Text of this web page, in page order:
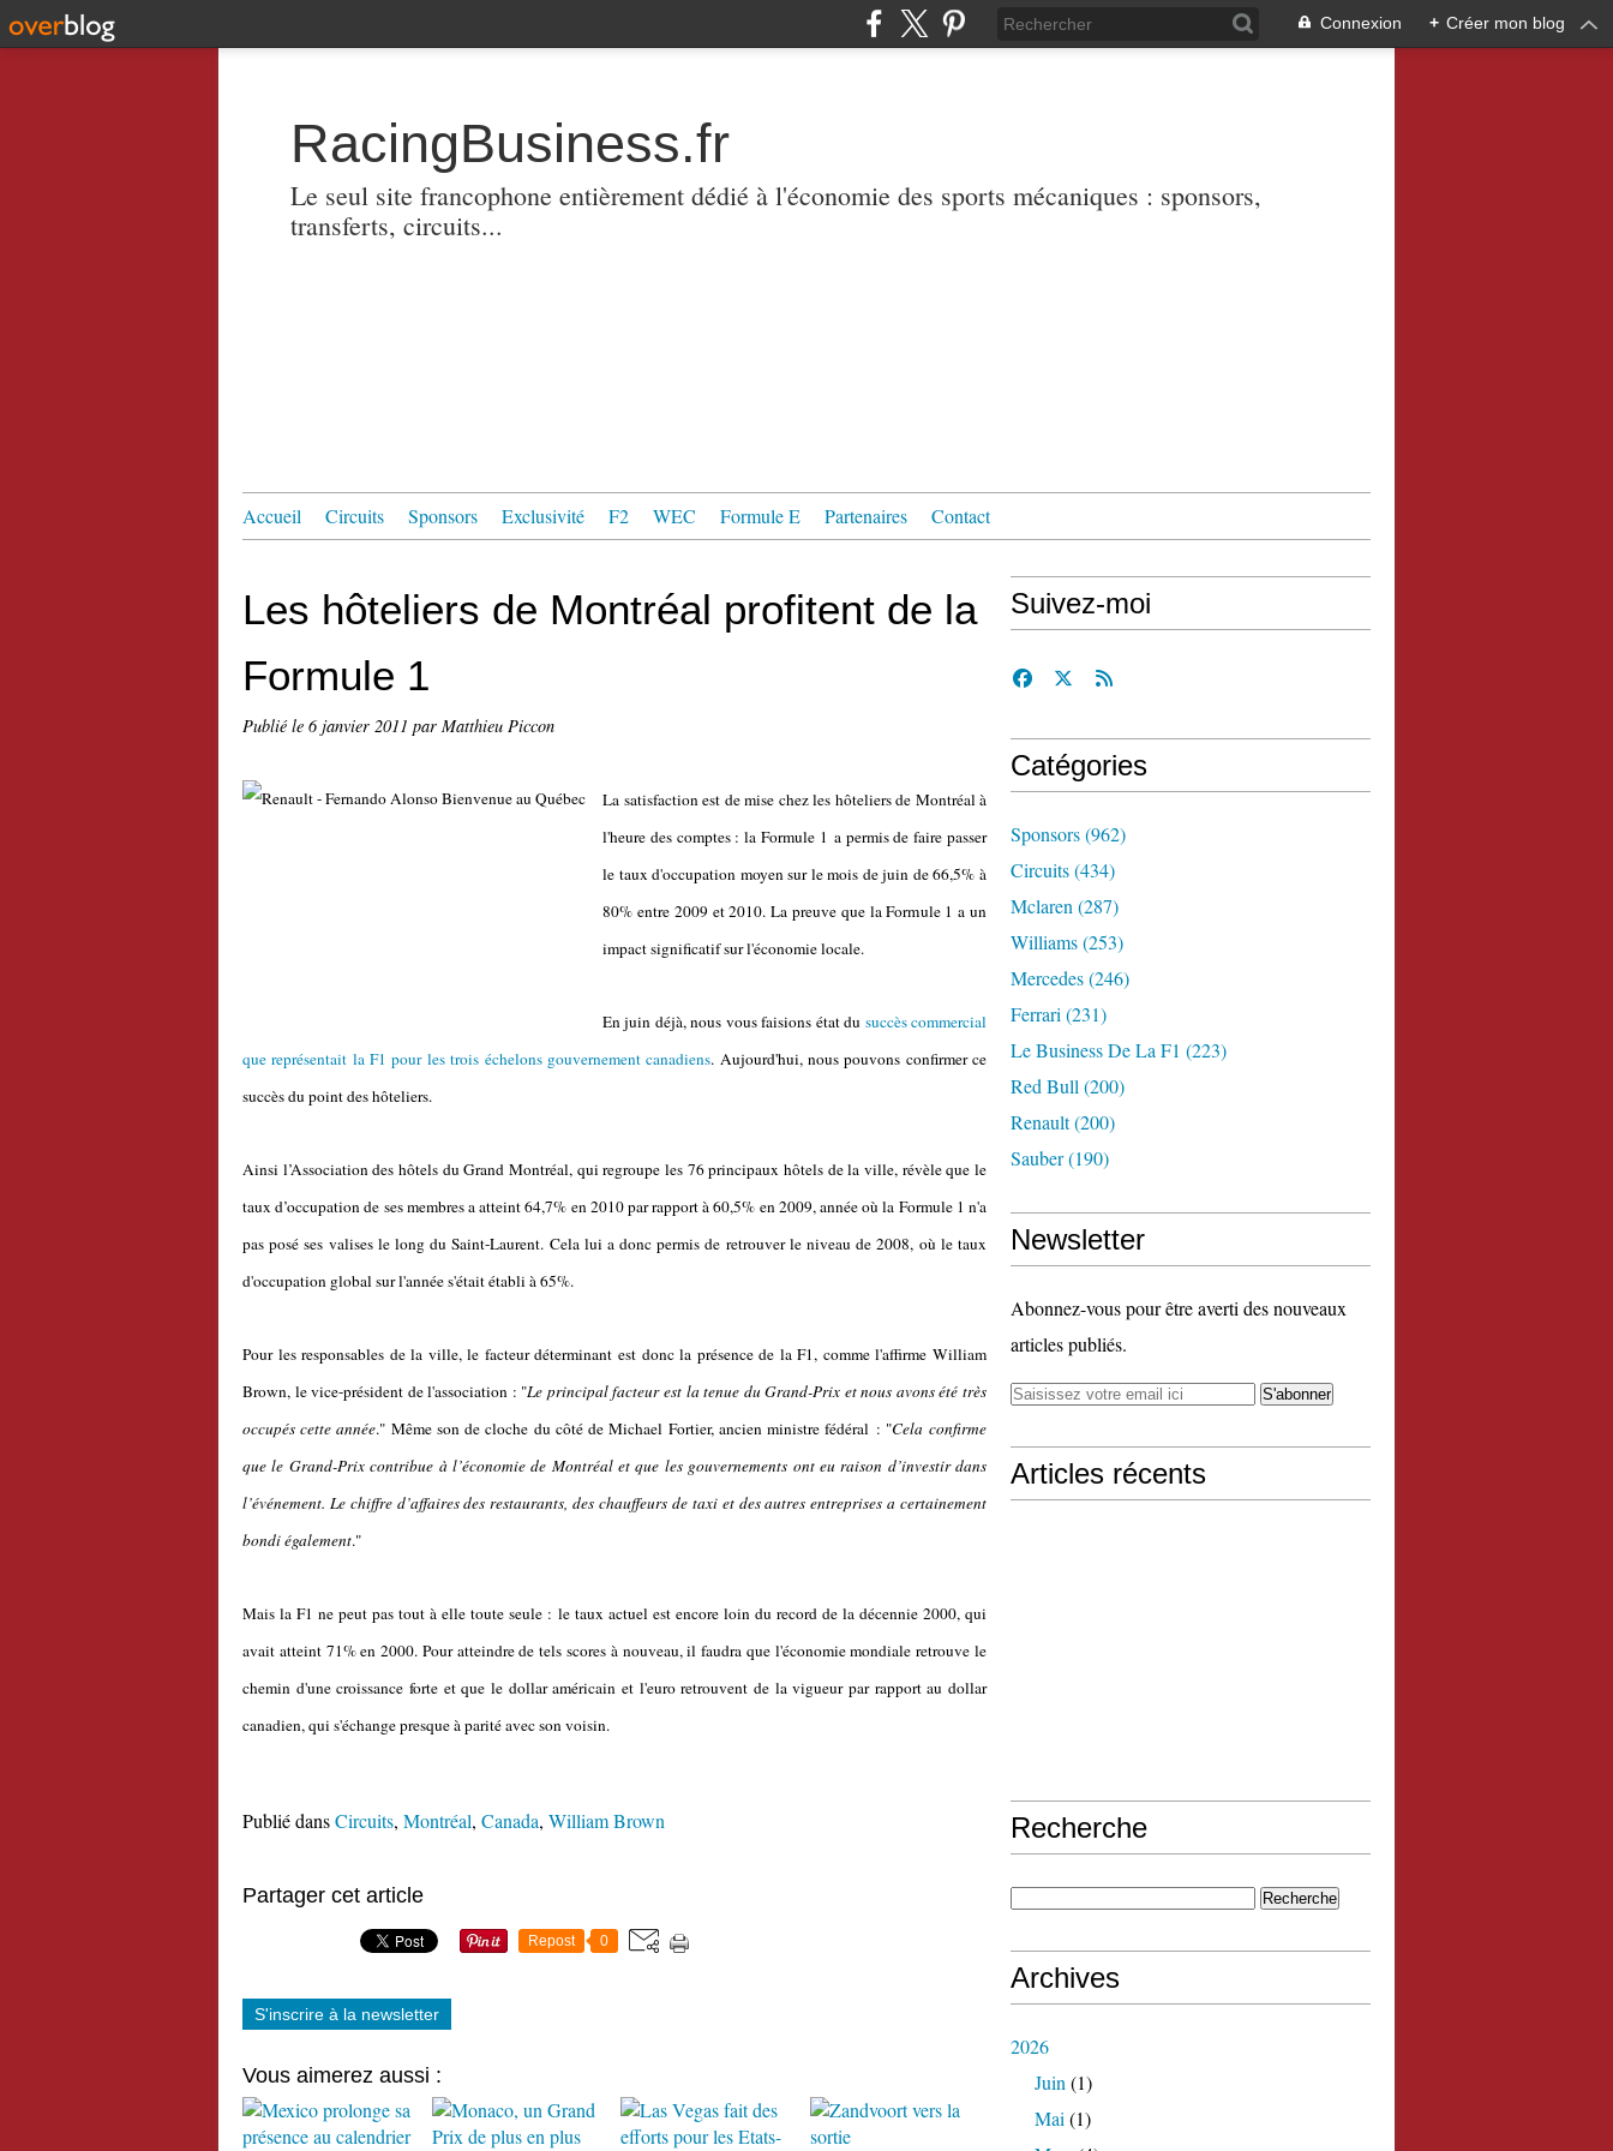
Connexion + Créer mon blog
RacingBusiness.fr
Le seul site francophone entièrement dédié à l'économie des sports mécaniques : sponsors,
transferts, circuits...
Accueil Circuits Sponsors Exclusivité F2 WEC Formule E Partenaires Contact
Les hôteliers de Montréal profitent de la
Formule 1
Publié le 6 janvier 2011 par Matthieu Piccon
La satisfaction est de mise chez les hôteliers de Montréal à
l'heure des comptes : la Formule 1 a permis de faire passer
le taux d'occupation moyen sur le mois de juin de 66,5% à
80% entre 2009 et 2010. La preuve que la Formule 1 a un
impact significatif sur l'économie locale.
En juin déjà, nous vous faisions état du succès commercial
que représentait la F1 pour les trois échelons gouvernement canadiens. Aujourd'hui, nous pouvons confirmer ce
succès du point des hôteliers.
Ainsi l’Association des hôtels du Grand Montréal, qui regroupe les 76 principaux hôtels de la ville, révèle que le
taux d’occupation de ses membres a atteint 64,7% en 2010 par rapport à 60,5% en 2009, année où la Formule 1 n'a
pas posé ses valises le long du Saint-Laurent. Cela lui a donc permis de retrouver le niveau de 2008, où le taux
d'occupation global sur l'année s'était établi à 65%.
Pour les responsables de la ville, le facteur déterminant est donc la présence de la F1, comme l'affirme William
Brown, le vice-président de l'association : "Le principal facteur est la tenue du Grand-Prix et nous avons été très
occupés cette année." Même son de cloche du côté de Michael Fortier, ancien ministre fédéral : "Cela confirme
que le Grand-Prix contribue à l’économie de Montréal et que les gouvernements ont eu raison d’investir dans
l’événement. Le chiffre d’affaires des restaurants, des chauffeurs de taxi et des autres entreprises a certainement
bondi également."
Mais la F1 ne peut pas tout à elle toute seule : le taux actuel est encore loin du record de la décennie 2000, qui
avait atteint 71% en 2000. Pour atteindre de tels scores à nouveau, il faudra que l'économie mondiale retrouve le
chemin d'une croissance forte et que le dollar américain et l'euro retrouvent de la vigueur par rapport au dollar
canadien, qui s'échange presque à parité avec son voisin.
Publié dansCircuits, Montréal, Canada, William Brown
Partager cet article
Repost 0
S'inscrire à la newsletter
Vous aimerez aussi :
Suivez-moi
Catégories
Sponsors(962)
Circuits(434)
Mclaren (287)
Williams(253)
Mercedes(246)
Ferrari (231)
Le Business De La F1 (223)
Red Bull (200)
Renault(200)
Sauber(190)
Newsletter
Abonnez-vous pour être averti des nouveaux
articles publiés.
Articles récents
Recherche
Archives
2026
Juin (1)
Mai (1)